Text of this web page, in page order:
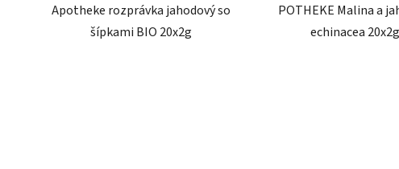
Apotheke rozprávka jahodový so
šípkami BIO 20x2g
POTHEKE Malina a
echinacea 20x2g